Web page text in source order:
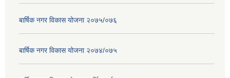
बार्षिक नगर विकास योजना २०७५/०७६
बार्षिक नगर विकास योजना २०७४/०७५